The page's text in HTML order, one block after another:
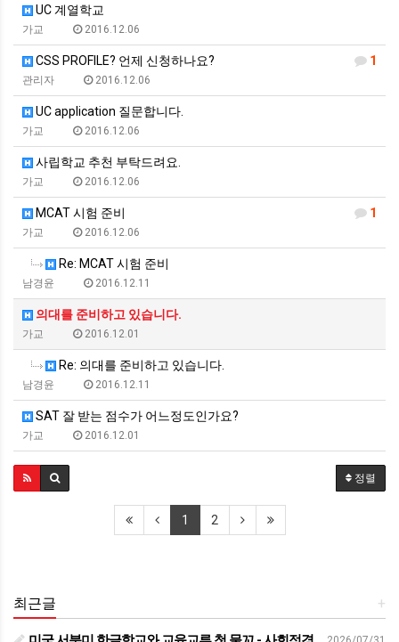
UC 계열학교
가교 2016.12.06
1
CSS PROFILE? 언제 신청하나요?
관리자 2016.12.06
UC application 질문합니다.
가교 2016.12.06
사립학교 추천 부탁드려요.
가교 2016.12.06
1
MCAT 시험 준비
가교 2016.12.06
Re: MCAT 시험 준비
남경윤 2016.12.11
의대를 준비하고 있습니다.
가교 2016.12.01
Re: 의대를 준비하고 있습니다.
남경윤 2016.12.11
SAT 잘 받는 점수가 어느정도인가요?
가교 2016.12.01
정렬
1 2
+
최근글